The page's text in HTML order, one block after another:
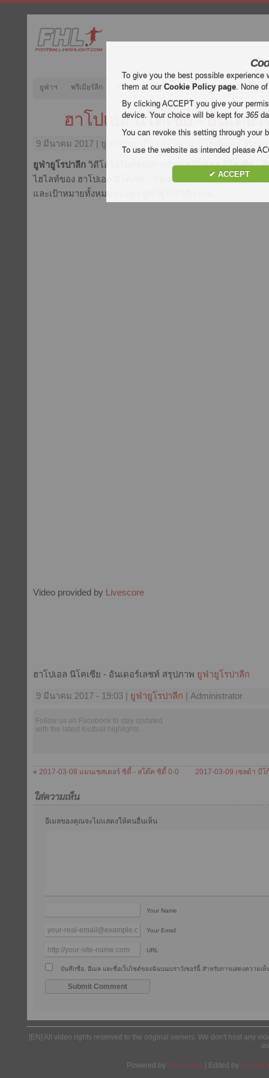
ยูฟ่าฯ พรีเมียร์ลีก ลาลีกา กัลโช่ บุนเดสลีกา ลีกเอิง ยู
ฮาโปเอล นิโคเซีย - อันเดอ
9 มีนาคม 2017 | ยูฟ่ายูโรปาลีก | ฮาโปเอล นิโคเซีย vs อันเด
ยูฟ่ายูโรปาลีก วิดีโอไฮไลท์ของการจับคู่ฮาโปเอล นิโคเซีย -
ไฮไลท์ของ ฮาโปเอล นิโคเซีย - อันเดอร์เลชท์ ฟรีที่ Football
และเป้าหมายทั้งหมดของทุก
Video provided by Livescore
ฮาโปเอล นิโคเซีย - อันเดอร์เลชท์ สรุปภาพ ยูฟ่ายูโรปาลีก
9 มีนาคม 2017 - 19:03 | ยูฟ่ายูโรปาลีก | Administrator
Follow us on Facebook to stay updated
with the latest football highlights.
« 2017-03-08 แมนเชสเตอร์ ซิตี้ - สโต๊ค ซิตี้ 0-0 2017-03-09 เซลต้า บีโ
ใส่ความเห็น
อีเมลของคุณจะไม่แสดงให้คนอื่นเห็น
Your Name
Your Email
URL
บันทึกชื่อ, อีเมล และชื่อเว็บไซต์ของฉันบนเบราว์เซอร์นี้ สำหรับการแสดงความเห็
[EN] All video rights reserved to the original owners. We don't host any
Powered by Wordpress | Edited by Yes We
To give you the best possible
them at ourCookie Policy page. None
By clicking ACCEPT you give your
device. Your choice will be kept for365
You can revoke this setting through your
To use the website as intended please
✔ ACCEPT